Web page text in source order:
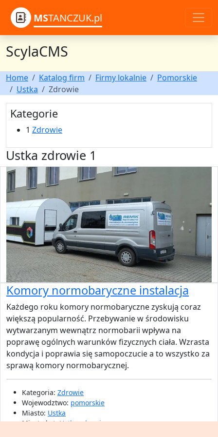
MSTANCZUK.pl
ScylaCMS
Home Katalog firm Firmy lokalnie
Pomorskie
Ustka
Zdrowie
Kategorie
1 Zdrowie
Ustka zdrowie 1
Komory normobaryczne instalacja
Każdego roku komory normobaryczne zyskują coraz
większą popularność. Przebywanie w środowisku
wytwarzanym wewnątrz normobarii wpływa na
poprawę ogólnych warunków fizycznych ciała. Wzrasta
kondycja i poprawia się samopoczucie a to wszystko za
sprawą komory normobarycznej.
Kategoria: Zdrowie
Wojewodztwo: pomorskie
Miasto: Ustka
Miasto kat:Ustka zdrowie